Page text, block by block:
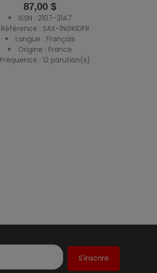
Prix
87,00 $
ISSN : 2107-3147
Référence : SAX-1NGKIDFR
Langue : Français
Origine : France
Fréquence : 12 parution(s)